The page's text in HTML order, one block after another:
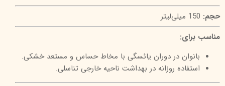
حجم: 150 میلی‌لیتر
مناسب برای:
بانوان در دوران یائسگی با مخاط حساس و مستعد خشکی.
استفاده روزانه در بهداشت ناحیه خارجی تناسلی.